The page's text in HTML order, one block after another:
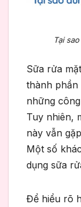
Tại
Sữa rửa
thành phần
những
Tuy nhiên,
này vẫn
Một số
dụng sữa
Để hiểu rõ